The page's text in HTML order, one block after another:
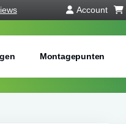
Account
Montagepunten